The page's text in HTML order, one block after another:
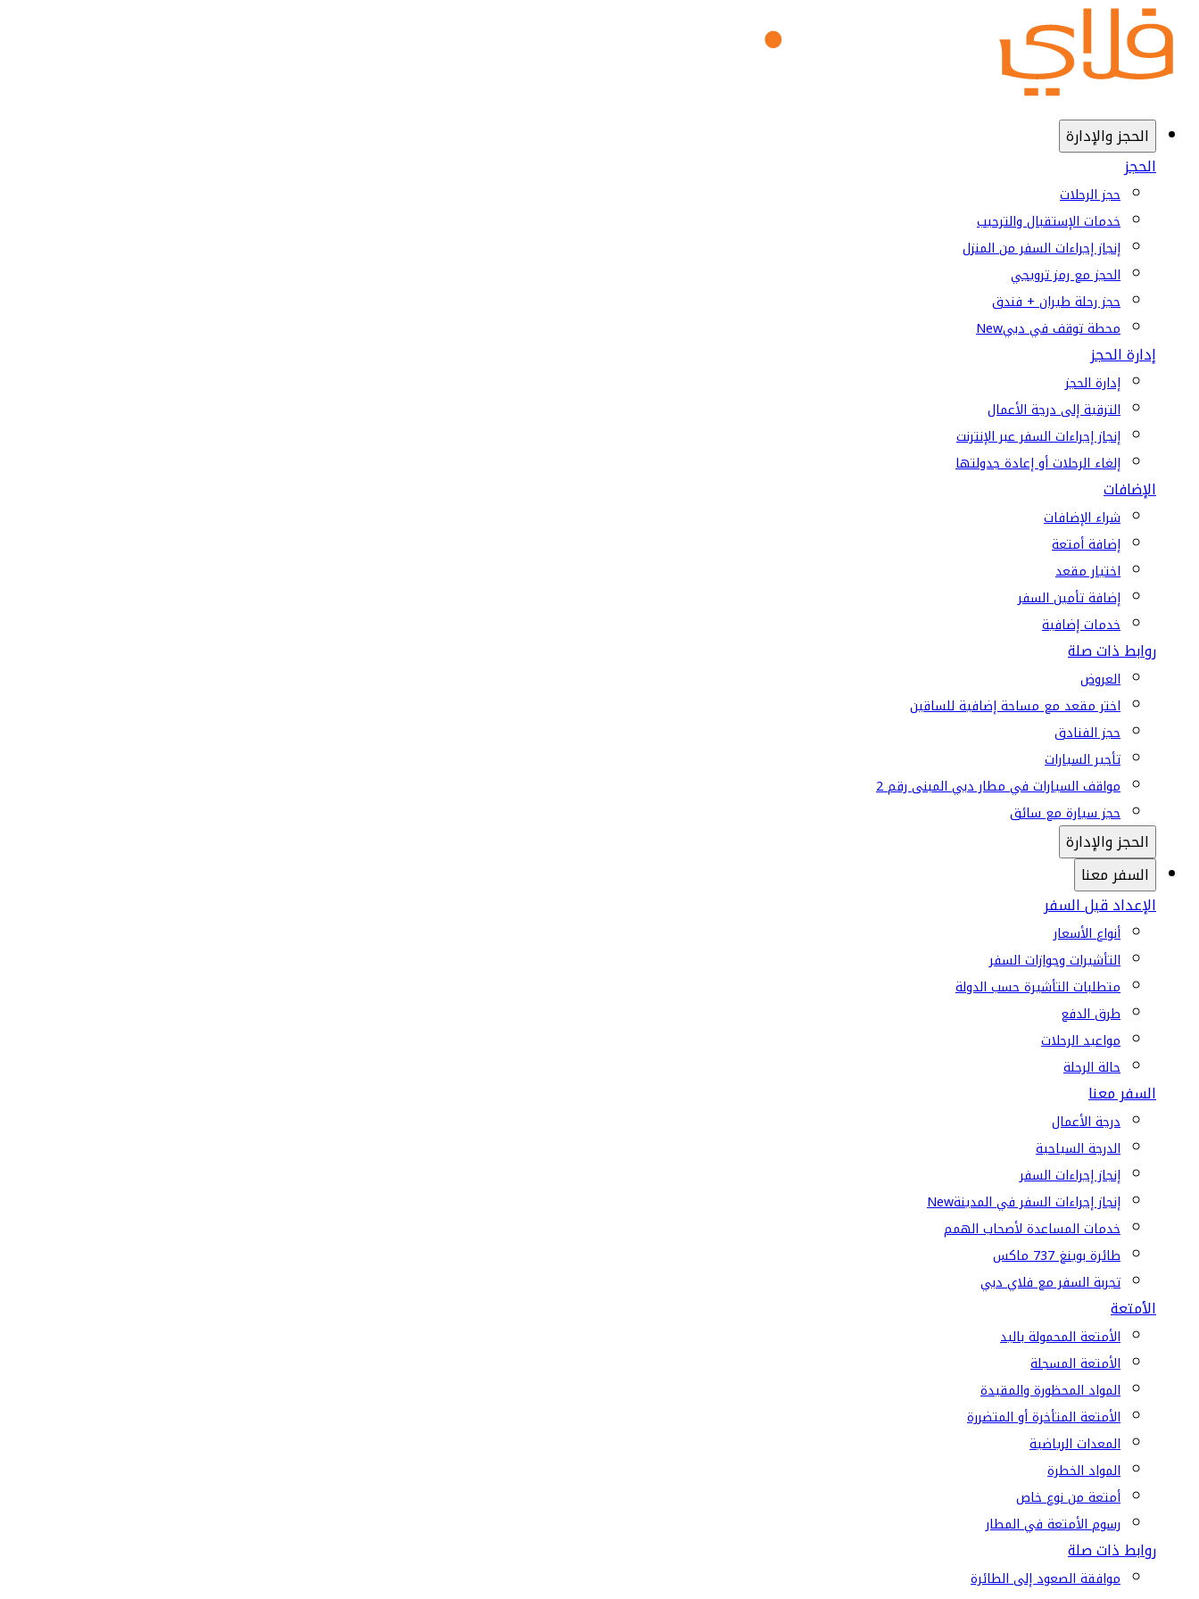
الحجز والإدارة
الحجز
حجز الرحلات
خدمات الإستقبال والترحيب
إنجاز إجراءات السفر من المنزل
الحجز مع رمز ترويجي
حجز رحلة طيران + فندق
محطة توقف في دبيNew
إدارة الحجز
إدارة الحجز
الترقية إلى درجة الأعمال
إنجاز إجراءات السفر عبر الإنترنت
إلغاء الرحلات أو إعادة جدولتها
الإضافات
شراء الإضافات
إضافة أمتعة
اختيار مقعد
إضافة تأمين السفر
خدمات إضافية
روابط ذات صلة
العروض
اختر مقعد مع مساحة إضافية للساقين
حجز الفنادق
تأجير السيارات
مواقف السيارات في مطار دبي المبنى رقم 2
حجز سيارة مع سائق
الحجز والإدارة
السفر معنا
الإعداد قبل السفر
أنواع الأسعار
التأشيرات وجوازات السفر
متطلبات التأشيرة حسب الدولة
طرق الدفع
مواعيد الرحلات
حالة الرحلة
السفر معنا
درجة الأعمال
الدرجة السياحية
إنجاز إجراءات السفر
إنجاز إجراءات السفر في المدينةNew
خدمات المساعدة لأصحاب الهمم
طائرة بوينغ 737 ماكس
تجربة السفر مع فلاي دبي
الأمتعة
الأمتعة المحمولة باليد
الأمتعة المسجلة
المواد المحظورة والمقيدة
الأمتعة المتأخرة أو المتضررة
المعدات الرياضية
المواد الخطرة
أمتعة من نوع خاص
رسوم الأمتعة في المطار
روابط ذات صلة
موافقة الصعود إلى الطائرة